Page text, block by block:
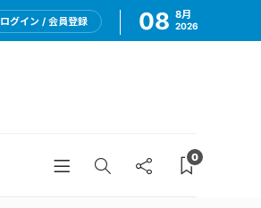
ログイン / 会員登録 08 8月
2026
0